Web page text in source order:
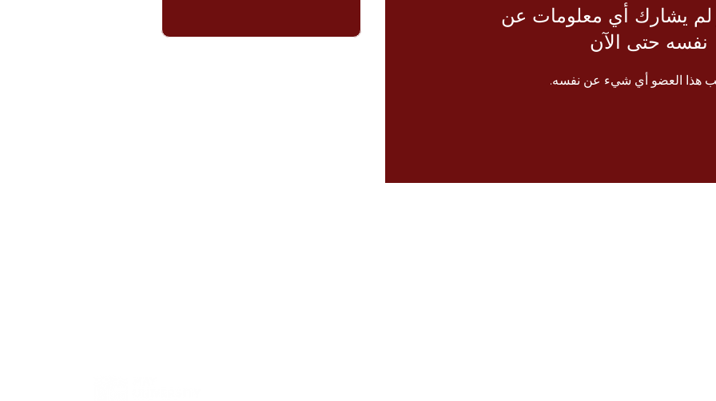
لم يشارك أي معلومات عن
نفسه حتى الآن
هذا العضو أي شيء عن نفسه.